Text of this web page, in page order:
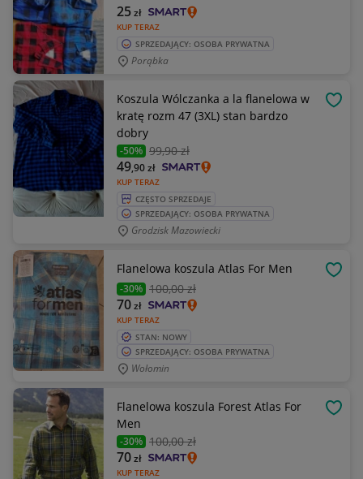
KUP TERAZ
25zł
SPRZEDAJĄCY: OSOBA PRYWATNA
Porąbka
Koszula Wólczanka a la flanelowa w
kratę rozm 47 (3XL) stan bardzo
dobry
-50% 99,90 zł
KUP TERAZ
49,90zł
CZĘSTO SPRZEDAJE
SPRZEDAJĄCY: OSOBA PRYWATNA
Grodzisk Mazowiecki
Flanelowa koszula Atlas For Men
-30% 100,00 zł
KUP TERAZ
70zł
STAN: NOWY
SPRZEDAJĄCY: OSOBA PRYWATNA
Wołomin
Flanelowa koszula Forest Atlas For
Men
-30% 100,00 zł
KUP TERAZ
70zł